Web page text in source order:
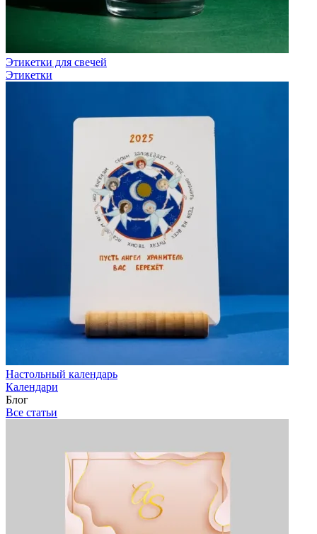
Этикетки для свечей
Этикетки
Настольный календарь
Календари
Блог
Все статьи